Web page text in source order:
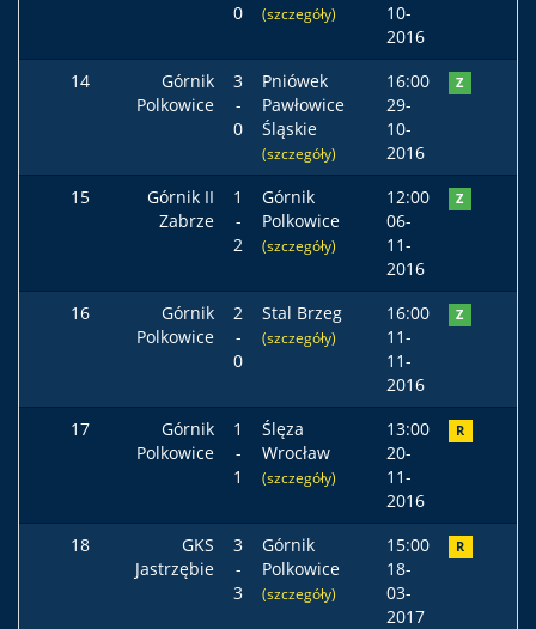
0 (szczegóły)
10-
2016
14
Górnik
Polkowice
3
-
0
Pniówek
Pawłowice
Śląskie
(szczegóły)
16:00
29-
10-
2016
Z
15
Górnik II
Zabrze
1
-
2
Górnik
Polkowice
(szczegóły)
12:00
06-
11-
2016
Z
16
Górnik
Polkowice
2
-
0
Stal Brzeg
(szczegóły)
16:00
11-
11-
2016
Z
17
Górnik
Polkowice
1
-
1
Ślęza
Wrocław
(szczegóły)
13:00
20-
11-
2016
R
18
GKS
Jastrzębie
3
-
3
Górnik
Polkowice
(szczegóły)
15:00
18-
03-
2017
R